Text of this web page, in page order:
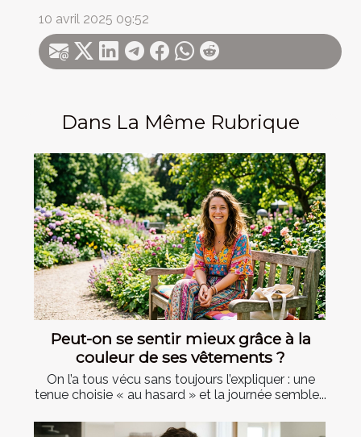
Dans La Même Rubrique
Peut-on se sentir mieux grâce à la
couleur de ses vêtements ?
On l’a tous vécu sans toujours l’expliquer : une
tenue choisie « au hasard » et la journée semble...
10 avril 2025 09:52